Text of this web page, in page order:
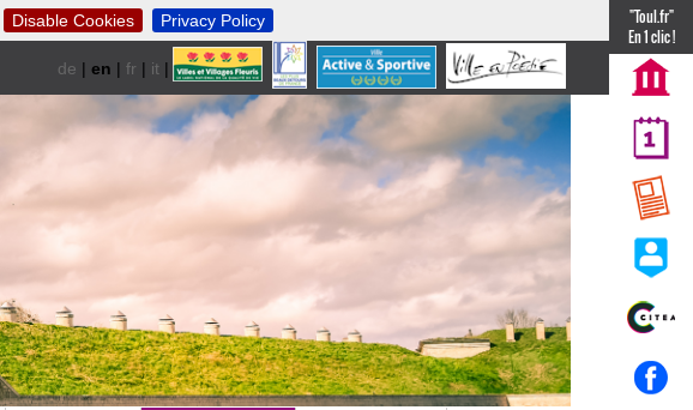
Disable Cookies Privacy Policy
de | en | fr | it |nl
"Toul.fr"
En 1 clic !